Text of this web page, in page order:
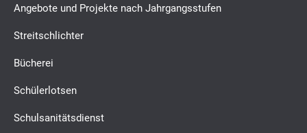
Angebote und Projekte nach Jahrgangsstufen
Streitschlichter
Bücherei
Schülerlotsen
Schulsanitätsdienst